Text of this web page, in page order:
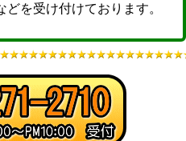
を受け付けております。